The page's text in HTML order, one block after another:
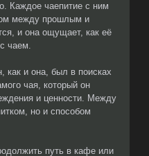
Каждое чаепитие с ним
между прошлым и
и она ощущает, как её
чаем.
как и она, был в поисках
чая, который он
и ценности. Между
но и способом
путь в кафе или